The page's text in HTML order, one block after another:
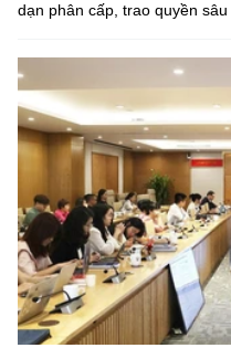
dạn phân cấp, trao quyền